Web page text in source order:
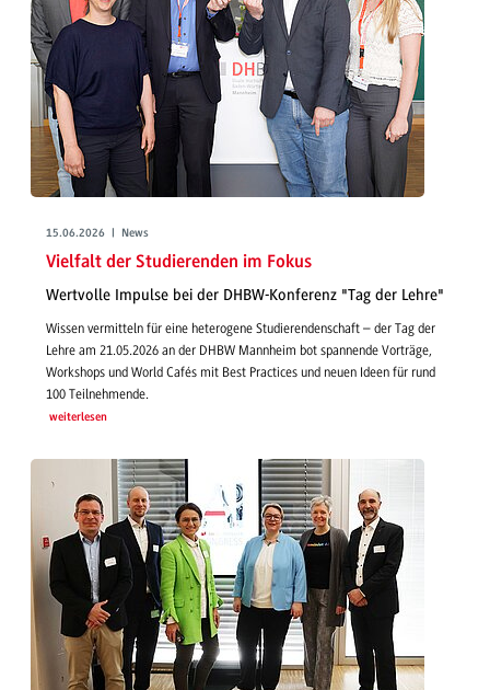
15.06.2026 | News
Vielfalt der Studierenden im Fokus
Wertvolle Impulse bei der DHBW-Konferenz "Tag der Lehre"
Wissen vermitteln für eine heterogene Studierendenschaft – der Tag der
Lehre am 21.05.2026 an der DHBW Mannheim bot spannende Vorträge,
Workshops und World Cafés mit Best Practices und neuen Ideen für rund
100 Teilnehmende.
weiterlesen